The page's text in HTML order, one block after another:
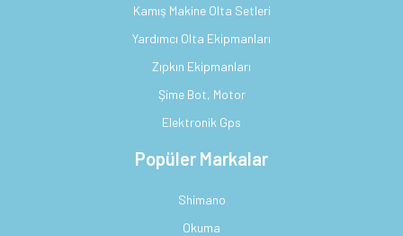
Kamış Makine Olta Setleri
Yardımcı Olta Ekipmanları
Zıpkın Ekipmanları
Şime Bot, Motor
Elektronik Gps
Popüler Markalar
Shimano
Okuma